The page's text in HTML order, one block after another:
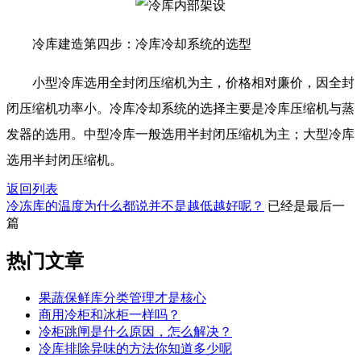
冷库建造第四步：冷库冷却系统的选型
小型冷库选用全封闭压缩机为主，价格相对廉价，因全封
闭压缩机功率小。冷库冷却系统的选择主要是冷库压缩机与蒸
发器的选用。中型冷库一般选用半封闭压缩机为主；大型冷库
选用半封闭压缩机。
返回列表
冷冻库的温度为什么都说并不是越低越好呢？ 已经是最后一
篇
热门文章
果蔬保鲜库分类管理才是核心
商用冷柜和冰柜一样吗？
冷柜跳闸是什么原因，怎么解决？
冷库排除异味的方法你知道多少呢